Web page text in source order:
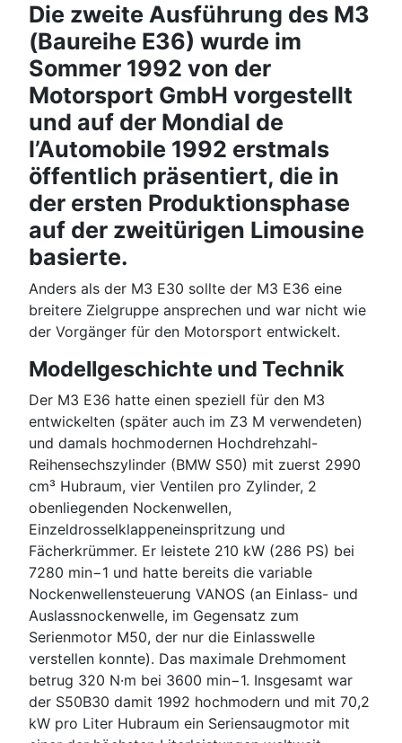
Die zweite Ausführung des M3
(Baureihe E36) wurde im
Sommer 1992 von der
Motorsport GmbH vorgestellt
und auf der Mondial de
l’Automobile 1992 erstmals
öffentlich präsentiert, die in
der ersten Produktionsphase
auf der zweitürigen Limousine
basierte.
Anders als der M3 E30 sollte der M3 E36 eine
breitere Zielgruppe ansprechen und war nicht wie
der Vorgänger für den Motorsport entwickelt.
Modellgeschichte und Technik
Der M3 E36 hatte einen speziell für den M3
entwickelten (später auch im Z3 M verwendeten)
und damals hochmodernen Hochdrehzahl-
Reihensechszylinder (BMW S50) mit zuerst 2990
cm³ Hubraum, vier Ventilen pro Zylinder, 2
obenliegenden Nockenwellen,
Einzeldrosselklappeneinspritzung und
Fächerkrümmer. Er leistete 210 kW (286 PS) bei
7280 min−1 und hatte bereits die variable
Nockenwellensteuerung VANOS (an Einlass- und
Auslassnockenwelle, im Gegensatz zum
Serienmotor M50, der nur die Einlasswelle
verstellen konnte). Das maximale Drehmoment
betrug 320 N·m bei 3600 min−1. Insgesamt war
der S50B30 damit 1992 hochmodern und mit 70,2
kW pro Liter Hubraum ein Seriensaugmotor mit